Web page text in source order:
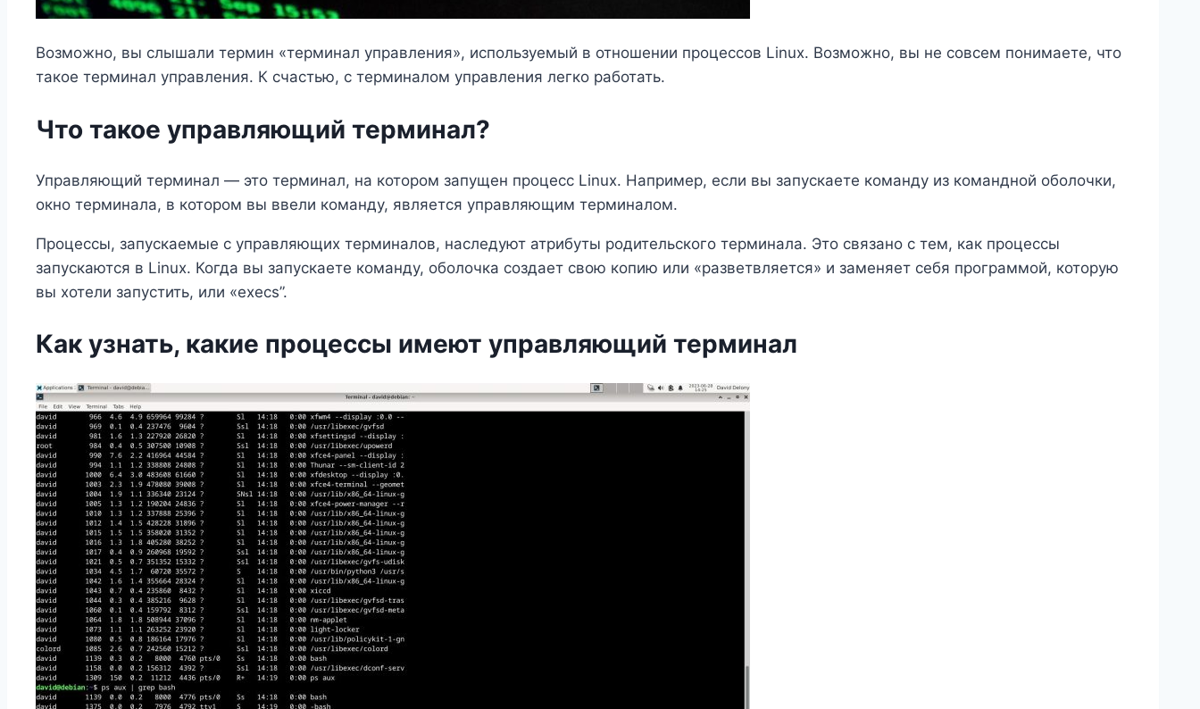
Возможно, вы слышали термин «терминал управления», используемый в отношении процессов Linux. Возможно, вы не совсем понимаете, что
такое терминал управления. К счастью, с терминалом управления легко работать.
Что такое управляющий терминал?
Управляющий терминал — это терминал, на котором запущен процесс Linux. Например, если вы запускаете команду из командной оболочки,
окно терминала, в котором вы ввели команду, является управляющим терминалом.
Процессы, запускаемые с управляющих терминалов, наследуют атрибуты родительского терминала. Это связано с тем, как процессы
запускаются в Linux. Когда вы запускаете команду, оболочка создает свою копию или «разветвляется» и заменяет себя программой, которую
вы хотели запустить, или «execs”.
Как узнать, какие процессы имеют управляющий терминал